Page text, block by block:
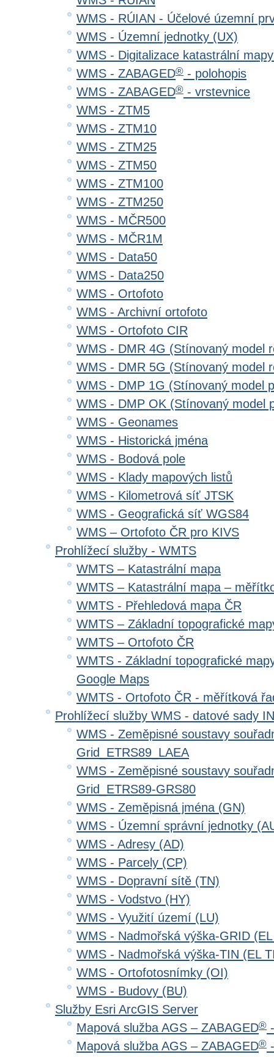
WMS - RÚIAN - Účelové územní
WMS - Územní jednotky (UX)
WMS - Digitalizace katastrální
WMS - ZABAGED® - polohopis
WMS - ZABAGED® - vrstevnice
WMS - ZTM5
WMS - ZTM10
WMS - ZTM25
WMS - ZTM50
WMS - ZTM100
WMS - ZTM250
WMS - MČR500
WMS - MČR1M
WMS - Data50
WMS - Data250
WMS - Ortofoto
WMS - Archivní ortofoto
WMS - Ortofoto CIR
WMS - DMR 4G (Stínovaný model
WMS - DMR 5G (Stínovaný model
WMS - DMP 1G (Stínovaný model
WMS - DMP OK (Stínovaný model
WMS - Geonames
WMS - Historická jména
WMS - Bodová pole
WMS - Klady mapových listů
WMS - Kilometrová síť JTSK
WMS - Geografická síť WGS84
WMS – Ortofoto ČR pro KIVS
Prohlížecí služby - WMTS
WMTS – Katastrální mapa
WMTS – Katastrální mapa –
WMTS - Přehledová mapa ČR
WMTS – Základní topografické
WMTS – Ortofoto ČR
WMTS - Základní topografické
Google Maps
WMTS - Ortofoto ČR - měřítková
Prohlížecí služby WMS - datové sady
WMS - Zeměpisné soustavy
Grid_ETRS89_LAEA
WMS - Zeměpisné soustavy
Grid_ETRS89-GRS80
WMS - Zeměpisná jména (GN)
WMS - Územní správní jednotky
WMS - Adresy (AD)
WMS - Parcely (CP)
WMS - Dopravní sítě (TN)
WMS - Vodstvo (HY)
WMS - Využití území (LU)
WMS - Nadmořská výška-GRID
WMS - Nadmořská výška-TIN (EL
WMS - Ortofotosnímky (OI)
WMS - Budovy (BU)
Služby Esri ArcGIS Server
Mapová služba AGS – ZABAGED®
Mapová služba AGS – ZABAGED®